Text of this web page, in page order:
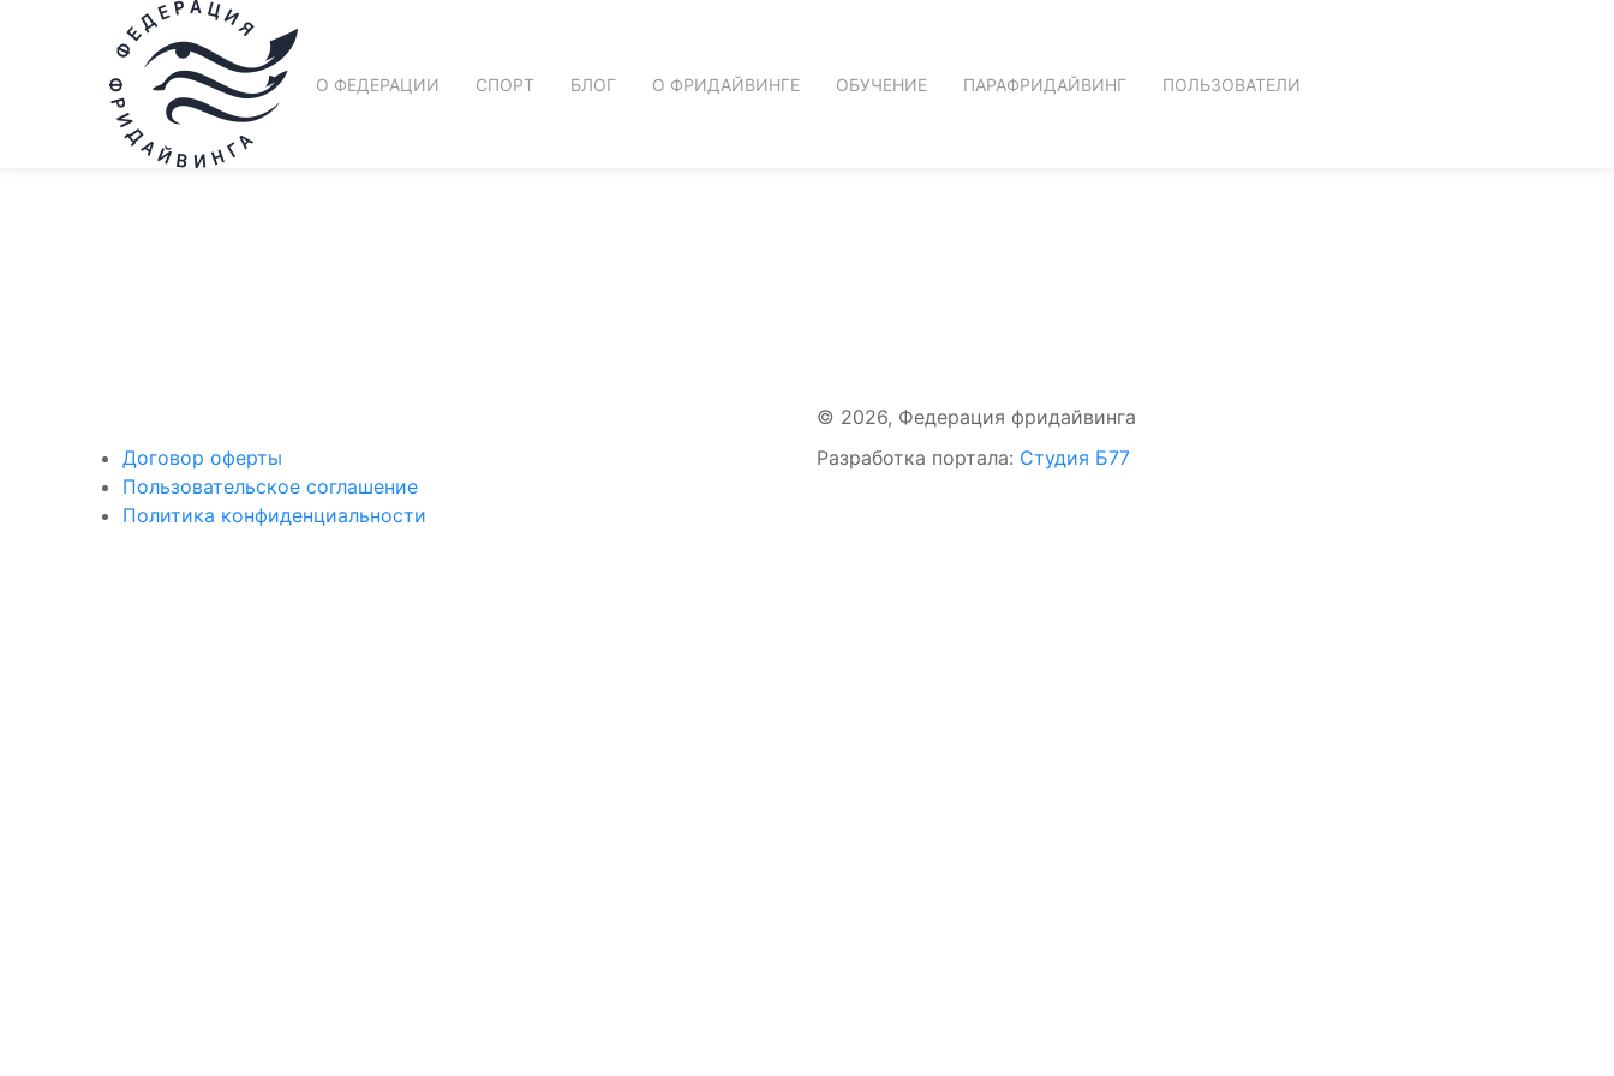
О ФЕДЕРАЦИИ СПОРТ БЛОГ О ФРИДАЙВИНГЕ ОБУЧЕНИЕ ПАРАФРИДАЙВИНГ ПОЛЬЗОВАТЕЛИ
Договор оферты
Пользовательское соглашение
Политика конфиденциальности
© 2026, Федерация фридайвинга
Разработка портала: Студия Б77